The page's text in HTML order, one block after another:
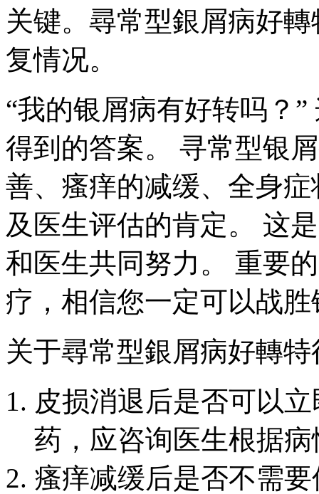
关键。尋常型銀屑病好
复情况。
“我的银屑病有好转吗？
得到的答案。 寻常型银
善、瘙痒的减缓、全身
及医生评估的肯定。 这
和医生共同努力。 重要
疗，相信您一定可以战
关于尋常型銀屑病好轉
皮损消退后是否可以
药，应咨询医生根据
瘙痒减缓后是否不需